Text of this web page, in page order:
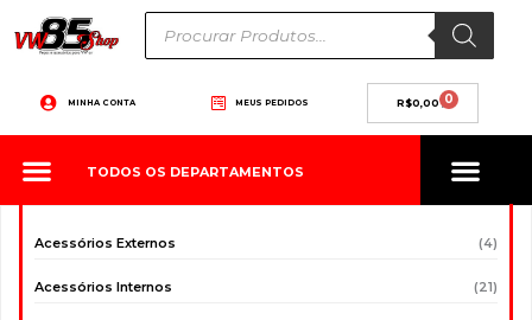
para
Pesquisar
produtos
MINHA CONTA MEUS PEDIDOS R$0,00 0
Carrinho
TODOS OS DEPARTAMENTOS
Acessórios Externos (4)
Acessórios Internos (21)